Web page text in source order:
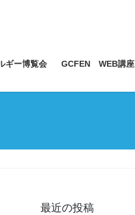
ギー博覧会 GCFEN WEB講座
最近の投稿